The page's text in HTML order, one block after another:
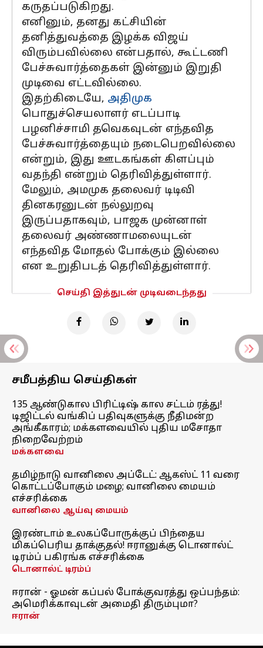
கருதப்படுகிறது.
எனினும், தனது கட்சியின்
தனித்துவத்தை இழக்க விஜய்
விரும்பவில்லை என்பதால், கூட்டணி
பேச்சுவார்த்தைகள் இன்னும் இறுதி
முடிவை எட்டவில்லை.
இதற்கிடையே, அதிமுக
பொதுச்செயலாளர் எடப்பாடி
பழனிச்சாமி தவெகவுடன் எந்தவித
பேச்சுவார்த்தையும் நடைபெறவில்லை
என்றும், இது ஊடகங்கள் கிளப்பும்
வதந்தி என்றும் தெரிவித்துள்ளார்.
மேலும், அமமுக தலைவர் டிடிவி
தினகரனுடன் நல்லுறவு
இருப்பதாகவும், பாஜக முன்னாள்
தலைவர் அண்ணாமலையுடன்
எந்தவித மோதல் போக்கும் இல்லை
என உறுதிபடத் தெரிவித்துள்ளார்.
செய்தி இத்துடன் முடிவடைந்தது
சமீபத்திய செய்திகள்
135 ஆண்டுகால பிரிட்டிஷ் கால சட்டம் ரத்து!
டிஜிட்டல் வங்கிப் பதிவுகளுக்கு நீதிமன்ற
அங்கீகாரம்; மக்களவையில் புதிய மசோதா
நிறைவேற்றம்
மக்களவை
தமிழ்நாடு வானிலை அப்டேட்: ஆகஸ்ட் 11 வரை
கொட்டப்போகும் மழை; வானிலை மையம்
எச்சரிக்கை
வானிலை ஆய்வு மையம்
இரண்டாம் உலகப்போருக்குப் பிந்தைய
மிகப்பெரிய தாக்குதல்! ஈரானுக்கு டொனால்ட்
டிரம்ப் பகிரங்க எச்சரிக்கை
டொனால்ட் டிரம்ப்
ஈரான் - ஓமன் கப்பல் போக்குவரத்து ஒப்பந்தம்:
அமெரிக்காவுடன் அமைதி திரும்புமா?
ஈரான்